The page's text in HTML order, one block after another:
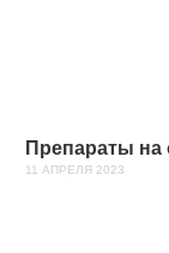
Препараты на
11 АПРЕЛЯ 2023